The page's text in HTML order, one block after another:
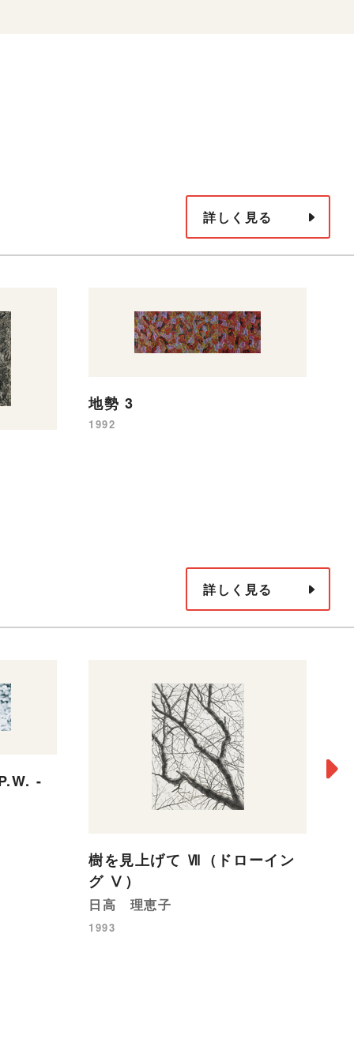
詳しく見る
地勢 3
1992
詳しく見る
-
樹を見上げて Ⅶ（ドローイン
グ Ⅴ）
日高 理恵子
1993